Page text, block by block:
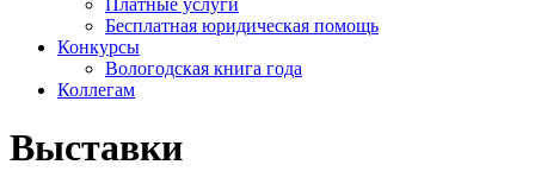
Платные услуги
Бесплатная юридическая помощь
Конкурсы
Вологодская книга года
Коллегам
Выставки